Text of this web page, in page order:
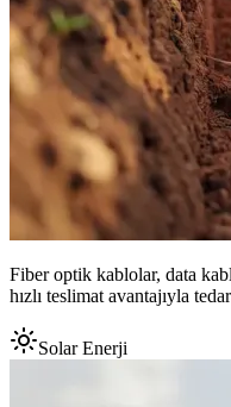
Fiber optik kablolar, data
hızlı teslimat avantajıyla
Solar Enerji